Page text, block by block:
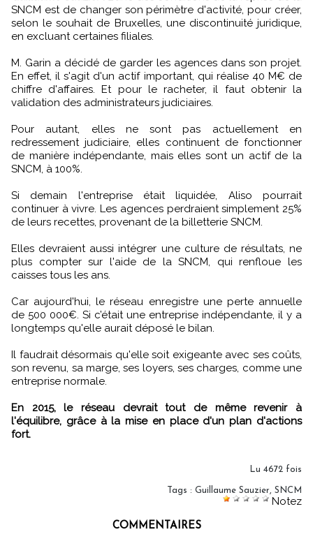
SNCM est de changer son périmètre d'activité, pour créer,
selon le souhait de Bruxelles, une discontinuité juridique,
en excluant certaines filiales.
M. Garin a décidé de garder les agences dans son projet.
En effet, il s'agit d'un actif important, qui réalise 40 M€ de
chiffre d'affaires. Et pour le racheter, il faut obtenir la
validation des administrateurs judiciaires.
Pour autant, elles ne sont pas actuellement en
redressement judiciaire, elles continuent de fonctionner
de manière indépendante, mais elles sont un actif de la
SNCM, à 100%.
Si demain l'entreprise était liquidée, Aliso pourrait
continuer à vivre. Les agences perdraient simplement 25%
de leurs recettes, provenant de la billetterie SNCM.
Elles devraient aussi intégrer une culture de résultats, ne
plus compter sur l'aide de la SNCM, qui renfloue les
caisses tous les ans.
Car aujourd'hui, le réseau enregistre une perte annuelle
de 500 000€. Si c’était une entreprise indépendante, il y a
longtemps qu'elle aurait déposé le bilan.
Il faudrait désormais qu'elle soit exigeante avec ses coûts,
son revenu, sa marge, ses loyers, ses charges, comme une
entreprise normale.
En 2015, le réseau devrait tout de même revenir à
l'équilibre, grâce à la mise en place d'un plan d'actions
fort.
Lu 4672 fois
Tags : Guillaume Sauzier, SNCM
Notez
COMMENTAIRES